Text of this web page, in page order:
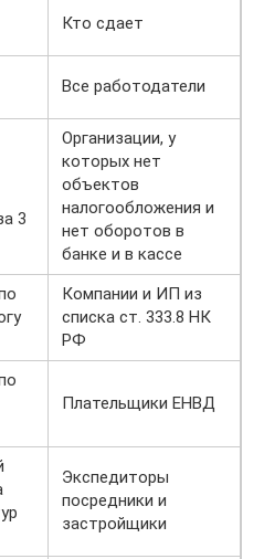
Кто сдает
Все работодатели
3
Организации, у
которых нет
объектов
налогообложения и
нет оборотов в
банке и в кассе
Компании и ИП из
списка ст. 333.8 НК
РФ
Плательщики ЕНВД
Экспедиторы
посредники и
застройщики